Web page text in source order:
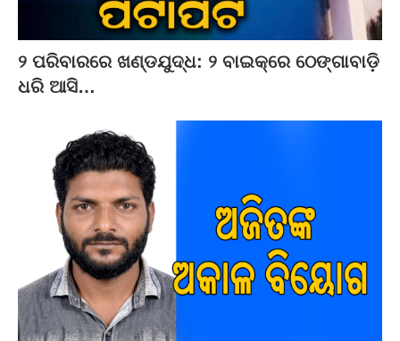
୨ ପରିବାରରେ ଖଣ୍ଡଯୁଦ୍ଧ: ୨ ବାଇକ୍‌ରେ ଠେଙ୍ଗାବାଡ଼ି
ଧରି ଆସି…